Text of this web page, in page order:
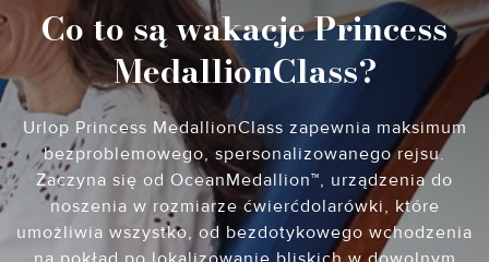
Co to są wakacje Princess
MedallionClass?
Urlop Princess MedallionClass zapewnia maksimum
bezproblemowego, spersonalizowanego rejsu.
Zaczyna się od OceanMedallion™, urządzenia do
noszenia w rozmiarze ćwierćdolarówki, które
umożliwia wszystko, od bezdotykowego wchodzenia